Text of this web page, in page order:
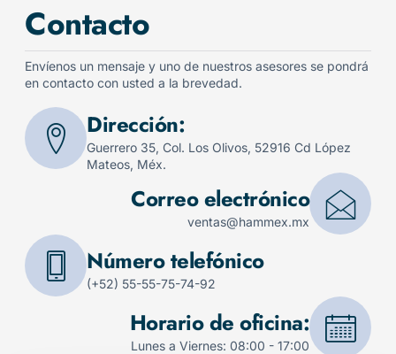
Contacto
Envíenos un mensaje y uno de nuestros asesores se pondrá
en contacto con usted a la brevedad.
Dirección:
Guerrero 35, Col. Los Olivos, 52916 Cd López
Mateos, Méx.
Correo electrónico
ventas@hammex.mx
Número telefónico
(+52) 55-55-75-74-92
Horario de oficina:
Lunes a Viernes: 08:00 - 17:00